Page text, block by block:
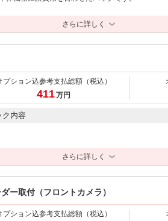
さらに詳しく
プション込参考支払総額 （税込）
411万円
ク内容
さらに詳しく
ー取付（フロントカメラ）
プション込参考支払総額 （税込）